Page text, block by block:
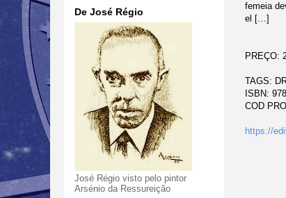
femeia
el […]
PREÇO:
TAGS:
ISBN:
COD
https://
De José Régio
José Régio visto pelo pintor
Arsénio da Ressureição